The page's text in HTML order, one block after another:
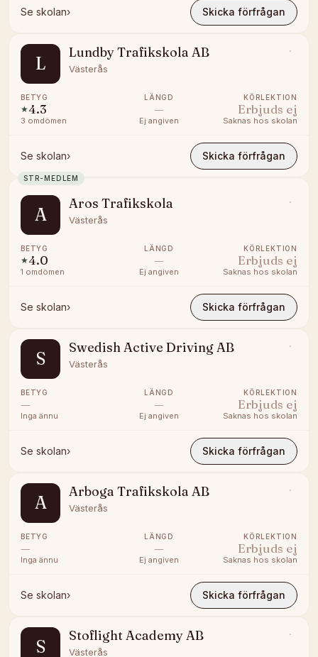
Se skolan› Skicka förfrågan
L
Lundby Trafikskola AB
Västerås
BETYG
★4.3
3 omdömen
LÄNGD
—
Ej angiven
KÖRLEKTION
Erbjuds ej
Saknas hos skolan
Se skolan› Skicka förfrågan
STR-MEDLEM
A
Aros Trafikskola
Västerås
BETYG
★4.0
1 omdömen
LÄNGD
—
Ej angiven
KÖRLEKTION
Erbjuds ej
Saknas hos skolan
Se skolan› Skicka förfrågan
S
Swedish Active Driving AB
Västerås
BETYG
—
Inga ännu
LÄNGD
—
Ej angiven
KÖRLEKTION
Erbjuds ej
Saknas hos skolan
Se skolan› Skicka förfrågan
A
Arboga Trafikskola AB
Västerås
BETYG
—
Inga ännu
LÄNGD
—
Ej angiven
KÖRLEKTION
Erbjuds ej
Saknas hos skolan
Se skolan› Skicka förfrågan
S
Stoflight Academy AB
Västerås